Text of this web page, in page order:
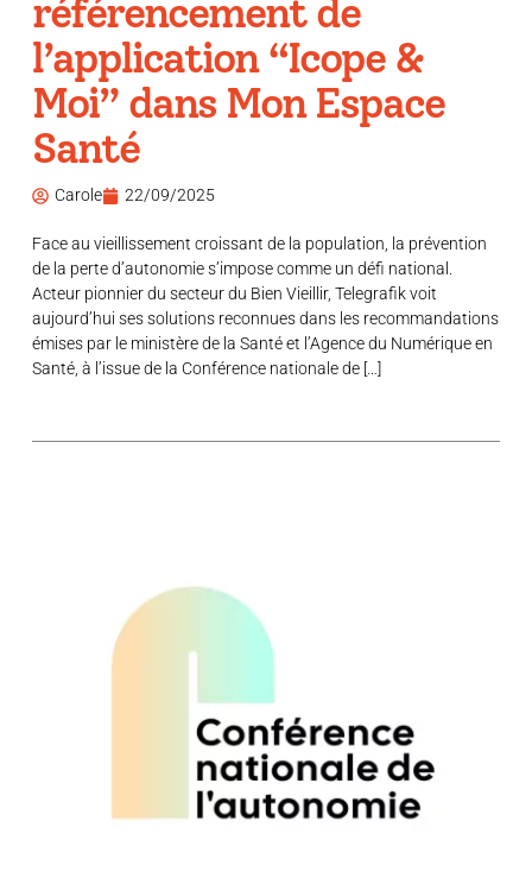
référencement de
l’application “Icope &
Moi” dans Mon Espace
Santé
Carole 22/09/2025
Face au vieillissement croissant de la population, la prévention
de la perte d’autonomie s’impose comme un défi national.
Acteur pionnier du secteur du Bien Vieillir, Telegrafik voit
aujourd’hui ses solutions reconnues dans les recommandations
émises par le ministère de la Santé et l’Agence du Numérique en
Santé, à l’issue de la Conférence nationale de […]